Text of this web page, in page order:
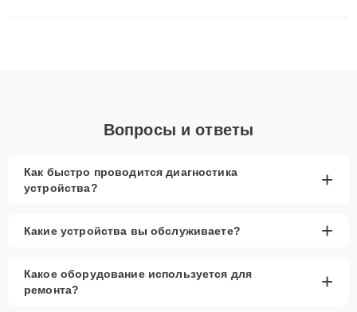
Вопросы и ответы
Как быстро проводится диагностика
устройства?
+
Какие устройства вы обслуживаете? +
Какое оборудование используется для
ремонта?
+